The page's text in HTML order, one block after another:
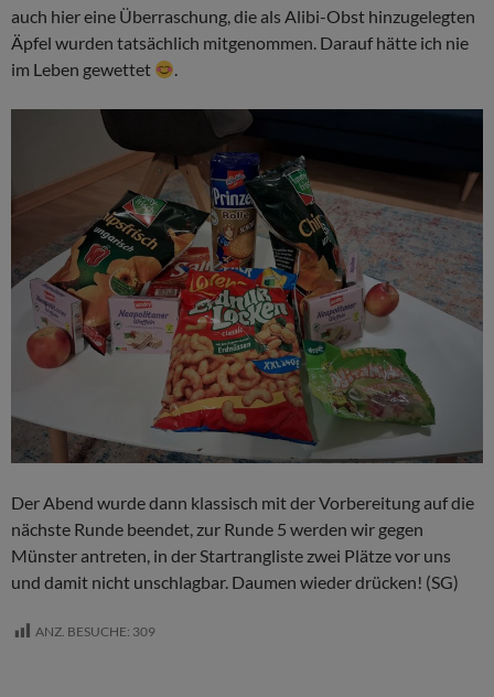
auch hier eine Überraschung, die als Alibi-Obst hinzugelegten
Äpfel wurden tatsächlich mitgenommen. Darauf hätte ich nie
im Leben gewettet
.
Der Abend wurde dann klassisch mit der Vorbereitung auf die
nächste Runde beendet, zur Runde 5 werden wir gegen
Münster antreten, in der Startrangliste zwei Plätze vor uns
und damit nicht unschlagbar. Daumen wieder drücken! (SG)
ANZ. BESUCHE: 309